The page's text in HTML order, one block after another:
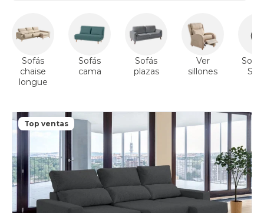
Sofás
chaise
longue
Sofás
cama
Sofás
plazas
Ver
sillones
Top ventas